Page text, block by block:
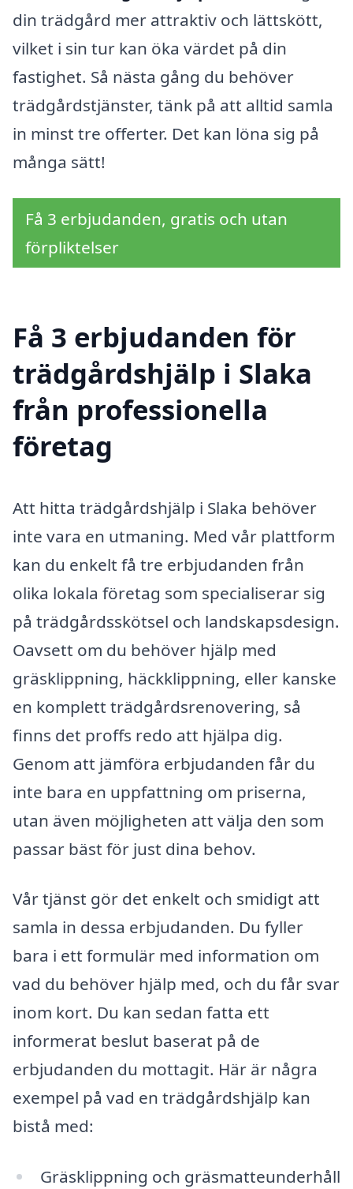
din trädgård mer attraktiv och lättskött,
vilket i sin tur kan öka värdet på din
fastighet. Så nästa gång du behöver
trädgårdstjänster, tänk på att alltid samla
in minst tre offerter. Det kan löna sig på
många sätt!
Få 3 erbjudanden, gratis och utan
förpliktelser
Få 3 erbjudanden för
trädgårdshjälp i Slaka
från professionella
företag
Att hitta trädgårdshjälp i Slaka behöver
inte vara en utmaning. Med vår plattform
kan du enkelt få tre erbjudanden från
olika lokala företag som specialiserar sig
på trädgårdsskötsel och landskapsdesign.
Oavsett om du behöver hjälp med
gräsklippning, häckklippning, eller kanske
en komplett trädgårdsrenovering, så
finns det proffs redo att hjälpa dig.
Genom att jämföra erbjudanden får du
inte bara en uppfattning om priserna,
utan även möjligheten att välja den som
passar bäst för just dina behov.
Vår tjänst gör det enkelt och smidigt att
samla in dessa erbjudanden. Du fyller
bara i ett formulär med information om
vad du behöver hjälp med, och du får svar
inom kort. Du kan sedan fatta ett
informerat beslut baserat på de
erbjudanden du mottagit. Här är några
exempel på vad en trädgårdshjälp kan
bistå med:
Gräsklippning och gräsmatteunderhåll